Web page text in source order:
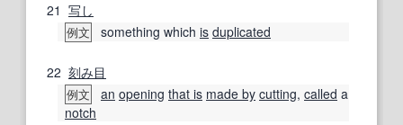
21 写し
例文 something which is duplicated
22 刻み目
例文 an opening that is made by cutting, called a
notch